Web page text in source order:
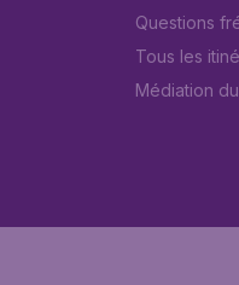
Questions
Tous les
Médiation